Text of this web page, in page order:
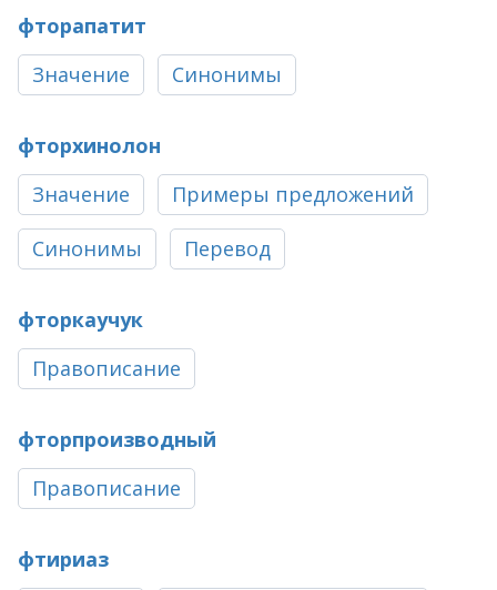
фторапатит
Значение
Синонимы
фторхинолон
Значение
Примеры предложений
Синонимы Перевод
фторкаучук
Правописание
фторпроизводный
Правописание
фтириаз